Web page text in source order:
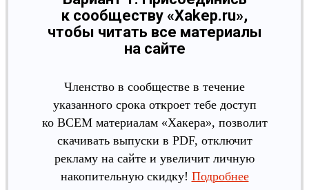
к сообществу «Xakep.ru»,
чтобы читать все материалы
на сайте
Членство в сообществе в течение
указанного срока откроет тебе доступ
ко ВСЕМ материалам «Хакера», позволит
скачивать выпуски в PDF, отключит
рекламу на сайте и увеличит личную
накопительную скидку! Подробнее